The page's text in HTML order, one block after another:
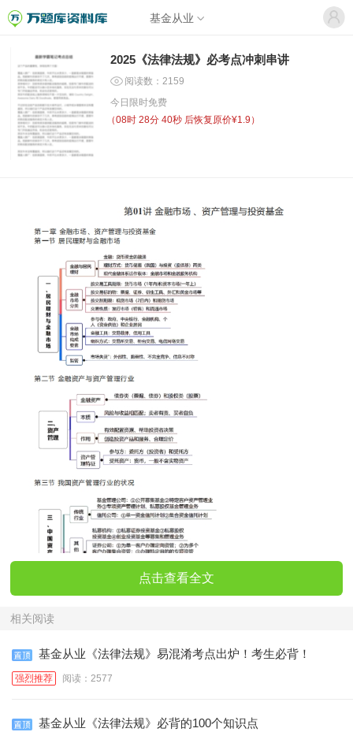
基金从业
2025《法律法规》必考点冲刺串讲
阅读数：2159
今日限时免费
（08时 28分 40秒 后恢复原价¥1.9）
点击查看全文
相关阅读
基金从业《法律法规》易混淆考点出炉！考生必背！
强烈推荐 阅读：2577
基金从业《法律法规》必背的100个知识点